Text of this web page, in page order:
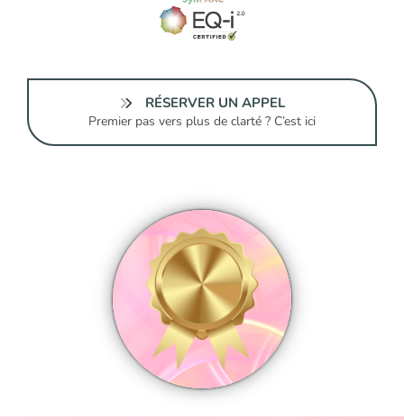
RÉSERVER UN APPEL
Premier pas vers plus de clarté ? C’est ici